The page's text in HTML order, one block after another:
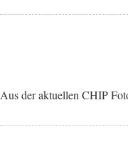
Aus der aktuellen CHIP